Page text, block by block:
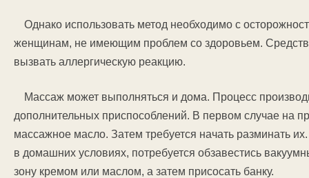
Однако использовать метод необходимо с
женщинам, не имеющим проблем со здоровьем.
вызвать аллергическую реакцию.
Массаж может выполняться и дома. Процесс
дополнительных приспособлений. В первом случае на
массажное масло. Затем требуется начать разминать
в домашних условиях, потребуется обзавестись
зону кремом или маслом, а затем присосать банку.